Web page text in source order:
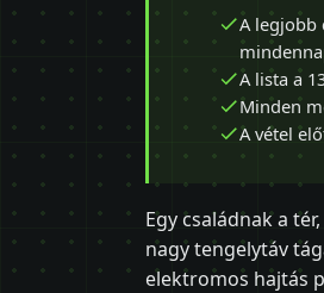
A legjobb
A lista a
Minden
A vétel
Egy családnak a
nagy tengelytáv
elektromos hajtás